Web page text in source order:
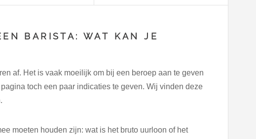
BARISTA: WAT KAN JE
af. Het is vaak moeilijk om bij een beroep aan te geven
toch een paar indicaties te geven. Wij vinden deze
moeten houden zijn: wat is het bruto uurloon of het